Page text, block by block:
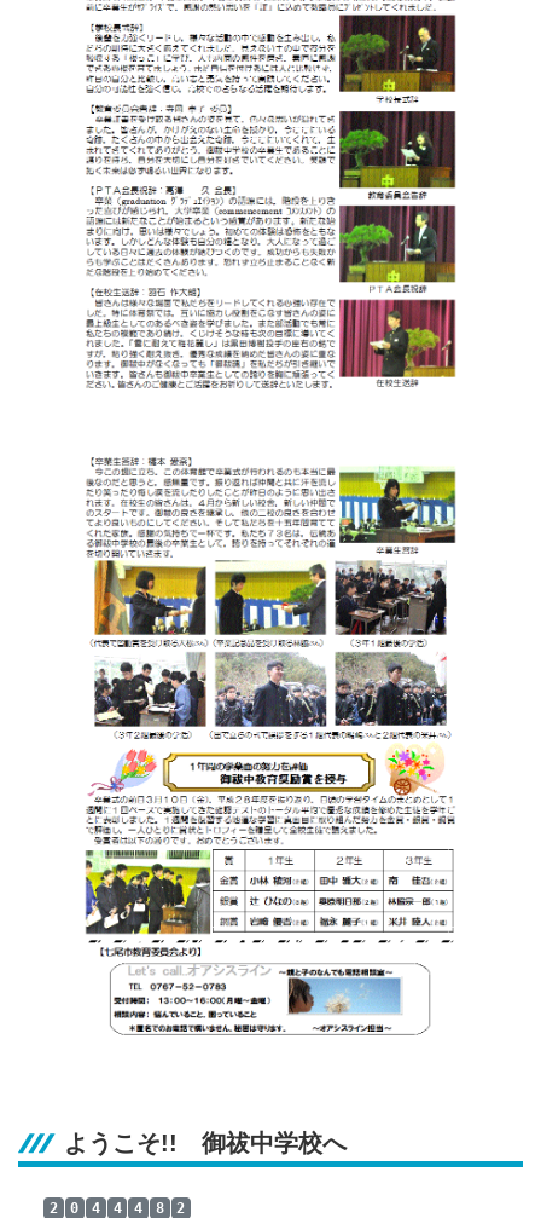
ようこそ!! 御祓中学校へ
2 0 4 4 4 8 2